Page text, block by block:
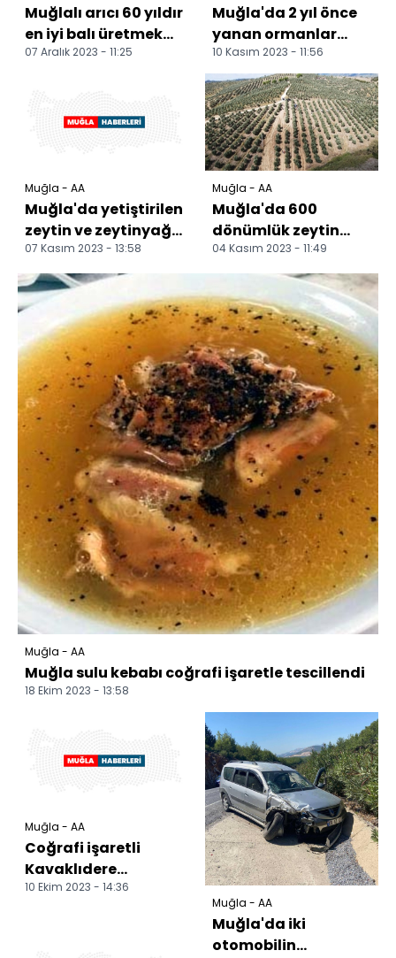
Muğlalı arıcı 60 yıldır
en iyi balı üretmek
için çalışıyor
07 Aralık 2023 - 11:25
Muğla'da 2 yıl önce
yanan ormanlar
yeniden yeşeriyor
10 Kasım 2023 - 11:56
Muğla - AA
Muğla'da yetiştirilen
zeytin ve zeytinyağı
birçok ailenin geçim
kaynağı
07 Kasım 2023 - 13:58
Muğla - AA
Muğla'da 600
dönümlük zeytin
bahçesinde hasat
yapıldı
04 Kasım 2023 - 11:49
Muğla - AA
Muğla sulu kebabı coğrafi işaretle tescillendi
18 Ekim 2023 - 13:58
Muğla - AA
Coğrafi işaretli
Kavaklıdere
cevizinde hasat
10 Ekim 2023 - 14:36
Muğla - AA
Muğla'da iki
otomobilin